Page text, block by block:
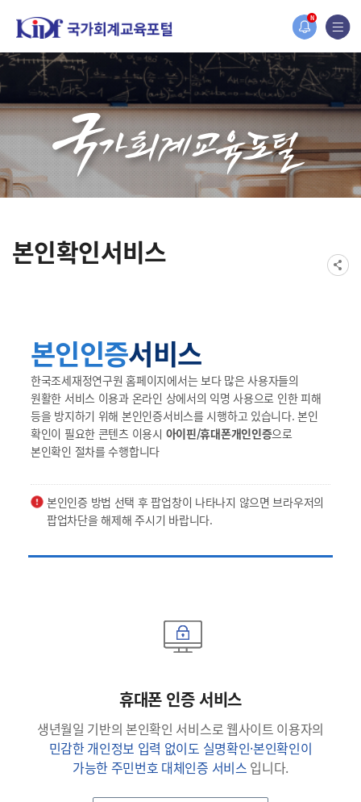
N
홈페이지가 새롭게 개편되었습니다.
한국조세재정연구원홈페이지가 새롭게 개설되었습니다.
본인확인서비스
본인인증서비스
한국조세재정연구원 홈페이지에서는 보다 많은 사용자들의
원활한 서비스 이용과 온라인 상에서의 익명 사용으로 인한 피해
등을 방지하기 위해 본인인증서비스를 시행하고 있습니다. 본인
확인이 필요한 콘텐츠 이용시 아이핀/휴대폰개인인증으로
본인확인 절차를 수행합니다
본인인증 방법 선택 후 팝업창이 나타나지 않으면 브라우저의
팝업차단을 해제해 주시기 바랍니다.
휴대폰 인증 서비스
생년월일 기반의 본인확인 서비스로 웹사이트 이용자의
민감한 개인정보 입력 없이도 실명확인·본인확인이
가능한 주민번호 대체인증 서비스 입니다.